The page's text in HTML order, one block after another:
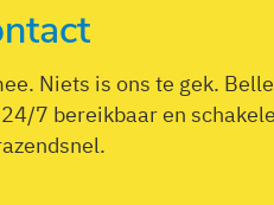
Niets is ons te gek.
7 bereikbaar en